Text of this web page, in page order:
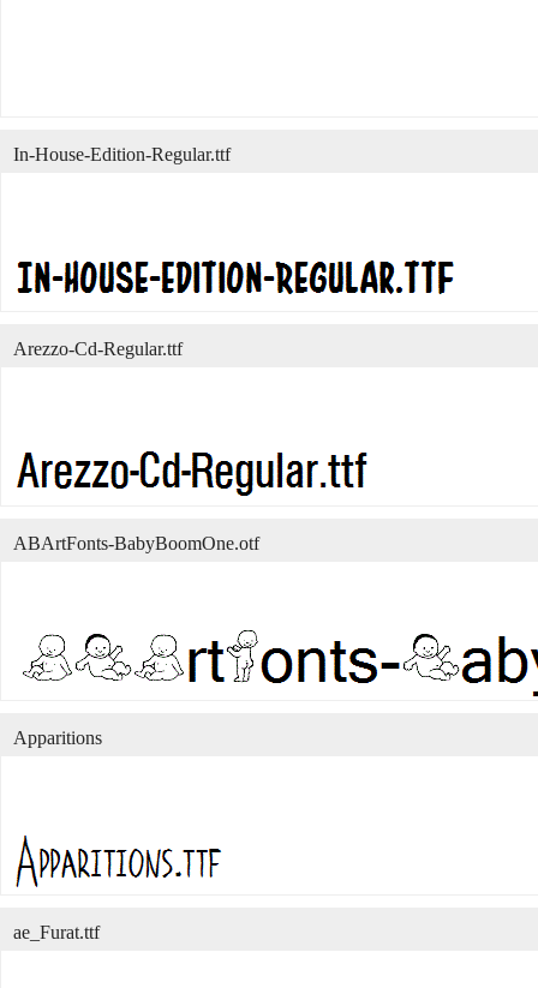
In-House-Edition-Regular.ttf
Arezzo-Cd-Regular.ttf
ABArtFonts-BabyBoomOne.otf
Apparitions
ae_Furat.ttf